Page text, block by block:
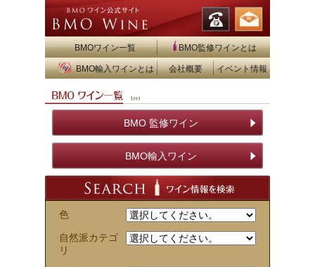
BMOワイン一覧 BMO監修ワインとは
BMO輸入ワインとは 会社概要 イベント情報
BMO 監修ワイン
BMO輸入ワイン
色
自然派カテゴ
リ